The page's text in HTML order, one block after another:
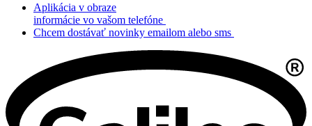
Aplikácia v obraze
informácie vo vašom telefóne
Chcem dostávať novinky emailom alebo sms